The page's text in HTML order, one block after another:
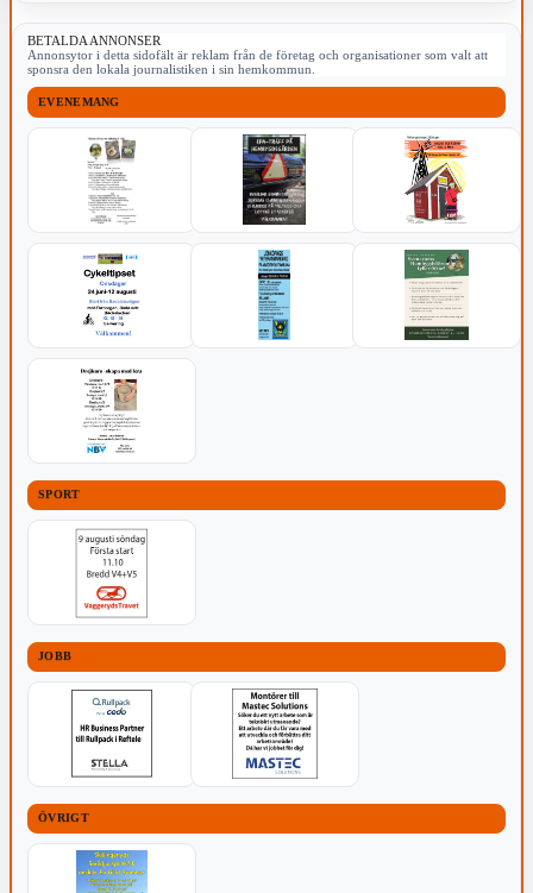
BETALDA ANNONSER
Annonsytor i detta sidofält är reklam från de företag och organisationer som valt att
sponsra den lokala journalistiken i sin hemkommun.
EVENEMANG
SPORT
JOBB
ÖVRIGT